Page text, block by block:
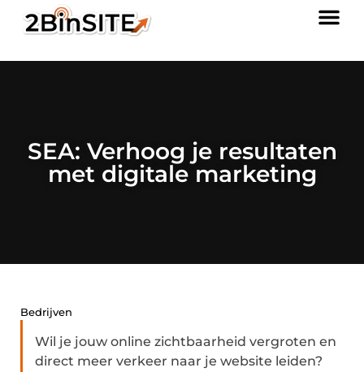
SEA: Verhoog je resultaten
met digitale marketing
Bedrijven
Wil je jouw online zichtbaarheid vergroten en
direct meer verkeer naar je website leiden?